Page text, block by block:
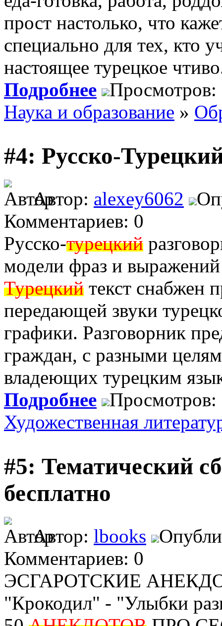
прост настолько, что
специально для тех, кто
настоящее турецкое
Подробнее
Просмотров:
Наука и образование »
#4: Русско-
Автор: alexey6062
Комментариев: 0
Русско-турецкий
модели фраз и
Турецкий текст снабжен
передающей звуки
графики. Разговорник
граждан, с разными
владеющих турецким
Подробнее
Просмотров:
Художественная
#5: Тематический
бесплатно
Автор: lbooks
Комментариев: 0
ЭСГАРОТСКИЕ
"Крокодил" - "Улыбки